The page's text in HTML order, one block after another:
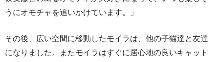
うにオモチャを追いかけています。」
その後、広い空間に移動したモイラは、他の子猫達と友達
になりました。またモイラはすぐに居心地の良いキャット